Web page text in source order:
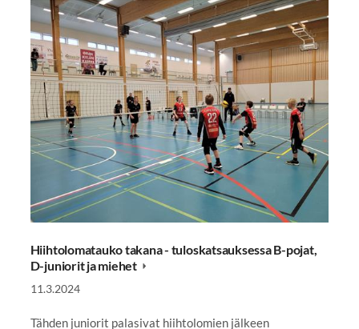
Hiihtolomatauko takana - tuloskatsauksessa B-pojat,
D-juniorit ja miehet
11.3.2024
Tähden juniorit palasivat hiihtolomien jälkeen